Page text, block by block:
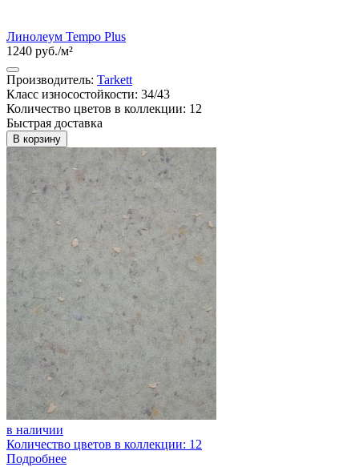
Линолеум Tempo Plus
1240 руб./м²
Производитель: Tarkett
Класс износостойкости: 34/43
Количество цветов в коллекции: 12
Быстрая доставка
В корзину
в наличии
Количество цветов в коллекции: 12
Подробнее